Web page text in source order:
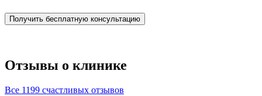
Получить бесплатную консультацию
Отзывы о клинике
Все 1199 счастливых отзывов